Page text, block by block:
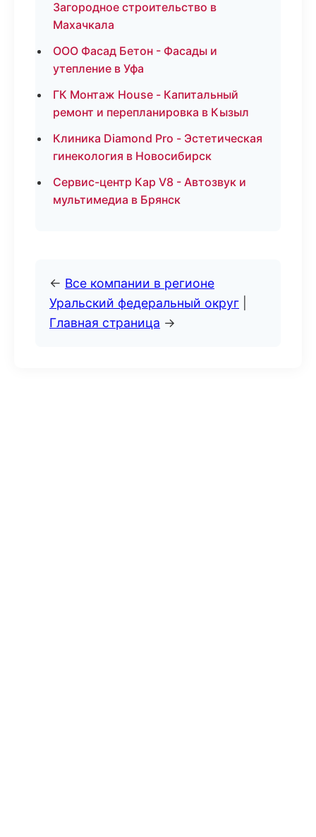
Загородное строительство в
Махачкала
ООО Фасад Бетон - Фасады и
утепление в Уфа
ГК Монтаж House - Капитальный
ремонт и перепланировка в Кызыл
Клиника Diamond Pro - Эстетическая
гинекология в Новосибирск
Сервис-центр Кар V8 - Автозвук и
мультимедиа в Брянск
← Все компании в регионе
Уральский федеральный округ
Главная страница →